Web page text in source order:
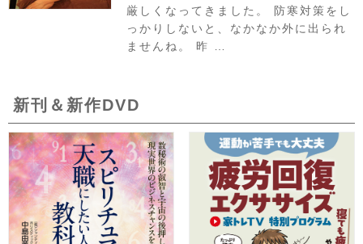
厳しくなってきました。 防寒対策をし
っかりしないと、なかなか外に出られ
ませんね。 昨 …
新刊＆新作DVD